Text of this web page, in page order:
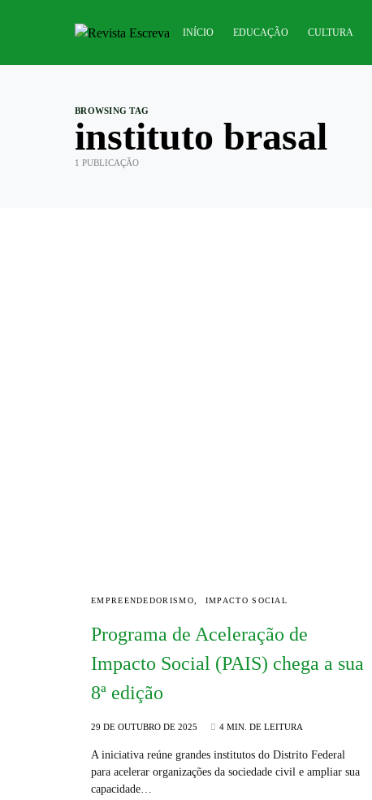
INÍCIO EDUCAÇÃO CULTURA
BROWSING TAG
instituto brasal
1 PUBLICAÇÃO
EMPREENDEDORISMO IMPACTO SOCIAL
Programa de Aceleração de
Impacto Social (PAIS) chega a sua
8ª edição
29 DE OUTUBRO DE 2025 4 MIN. DE LEITURA
A iniciativa reúne grandes institutos do Distrito Federal
para acelerar organizações da sociedade civil e ampliar sua
capacidade…